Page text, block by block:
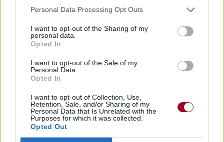
Personal Data Processing Opt Outs
I want to opt-out of the Sharing of my
personal data.
Opted In
I want to opt-out of the Sale of my
Personal Data.
Opted In
I want to opt-out of Collection, Use,
Retention, Sale, and/or Sharing of my
Personal Data that Is Unrelated with the
Purposes for which it was collected.
Opted Out